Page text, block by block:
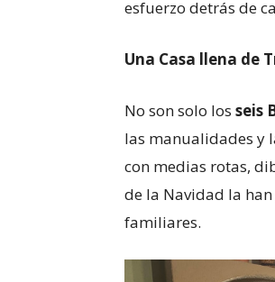
esfuerzo detrás de
Una Casa llena de
No son solo los seis
las manualidades y
con medias rotas,
de la Navidad la
familiares.